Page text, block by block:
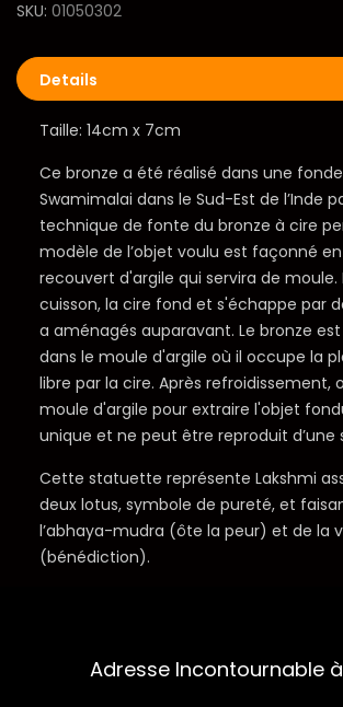
SKU 01050302
Details
Taille: 14cm x 7cm
Ce bronze a été réalisé dans une
Swamimalai dans le Sud-Est de l’Inde
technique de fonte du bronze à cire
modèle de l’objet voulu est façonné
recouvert d'argile qui servira de moule.
cuisson, la cire fond et s'échappe par
a aménagés auparavant. Le bronze
dans le moule d'argile où il occupe la
libre par la cire. Après refroidissement,
moule d'argile pour extraire l'objet
unique et ne peut être reproduit d’une
Cette statuette représente Lakshmi
deux lotus, symbole de pureté, et
l’abhaya-mudra (ôte la peur) et de la
(bénédiction).
Adresse Incontournable à